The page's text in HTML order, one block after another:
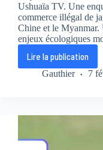
Ushuaïa TV. Une
commerce illégal de
Chine et le Myanmar.
enjeux écologiques
Lire la publication
Le
trafic
Ce
Gauthier 7